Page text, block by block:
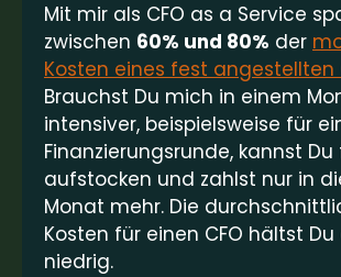
Mit mir als CFO as a Service
zwischen 60% und 80% der
Kosten eines fest angestellten
Brauchst Du mich in einem
intensiver, beispielsweise für
Finanzierungsrunde, kannst Du
aufstocken und zahlst nur in
Monat mehr. Die
Kosten für einen CFO hältst
niedrig.